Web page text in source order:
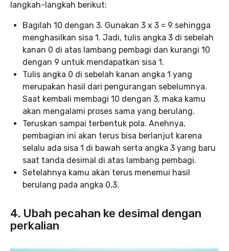
langkah-langkah berikut:
Bagilah 10 dengan 3. Gunakan 3 x 3 = 9 sehingga
menghasilkan sisa 1. Jadi, tulis angka 3 di sebelah
kanan 0 di atas lambang pembagi dan kurangi 10
dengan 9 untuk mendapatkan sisa 1.
Tulis angka 0 di sebelah kanan angka 1 yang
merupakan hasil dari pengurangan sebelumnya.
Saat kembali membagi 10 dengan 3, maka kamu
akan mengalami proses sama yang berulang.
Teruskan sampai terbentuk pola. Anehnya,
pembagian ini akan terus bisa berlanjut karena
selalu ada sisa 1 di bawah serta angka 3 yang baru
saat tanda desimal di atas lambang pembagi.
Setelahnya kamu akan terus menemui hasil
berulang pada angka 0,3.
4. Ubah pecahan ke desimal dengan
perkalian